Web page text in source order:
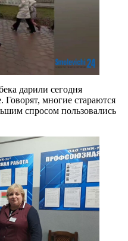
дарили сегодня
Говорят, многие стараются
спросом пользовались